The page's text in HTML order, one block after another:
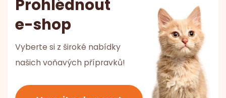
Prohlédnout
e-shop
Vyberte si z široké nabídky
našich voňavých přípravků!